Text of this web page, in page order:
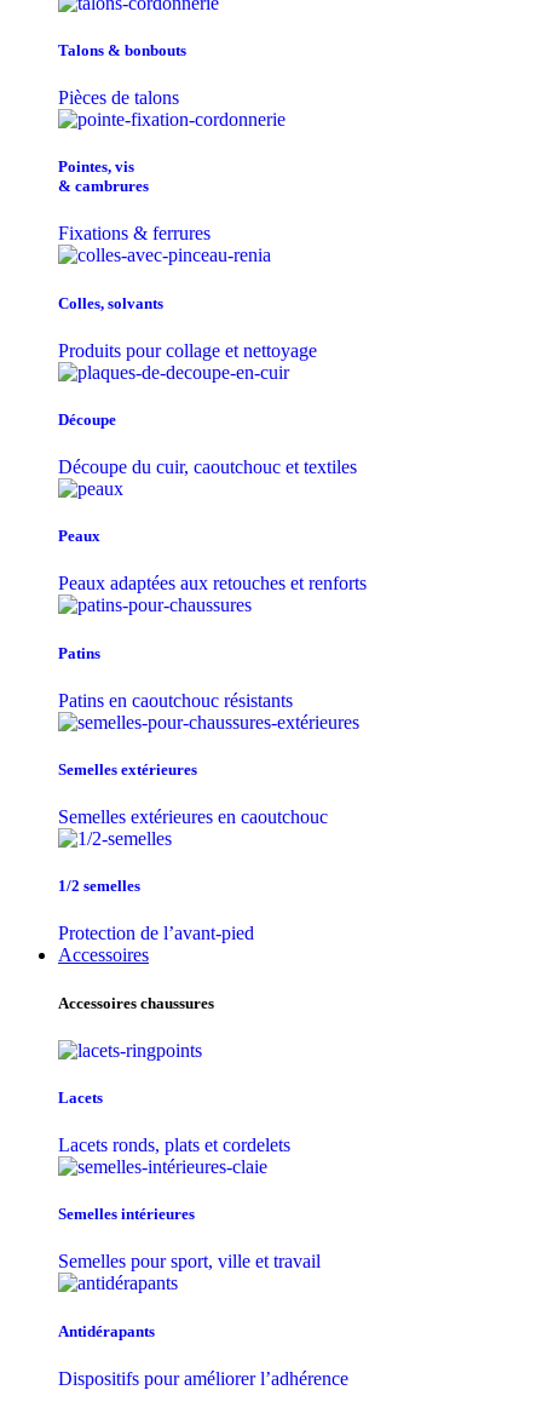
Talons & bonbouts
Pièces de talons
Pointes, vis
& cambrures
Fixations & ferrures
Colles, solvants
Produits pour collage et nettoyage
Découpe
Découpe du cuir, caoutchouc et textiles
Peaux
Peaux adaptées aux retouches et renforts
Patins
Patins en caoutchouc résistants
Semelles extérieures
Semelles extérieures en caoutchouc
1/2 semelles
Protection de l’avant-pied
Accessoires
Accessoires chaussures
Lacets
Lacets ronds, plats et cordelets
Semelles intérieures
Semelles pour sport, ville et travail
Antidérapants
Dispositifs pour améliorer l’adhérence